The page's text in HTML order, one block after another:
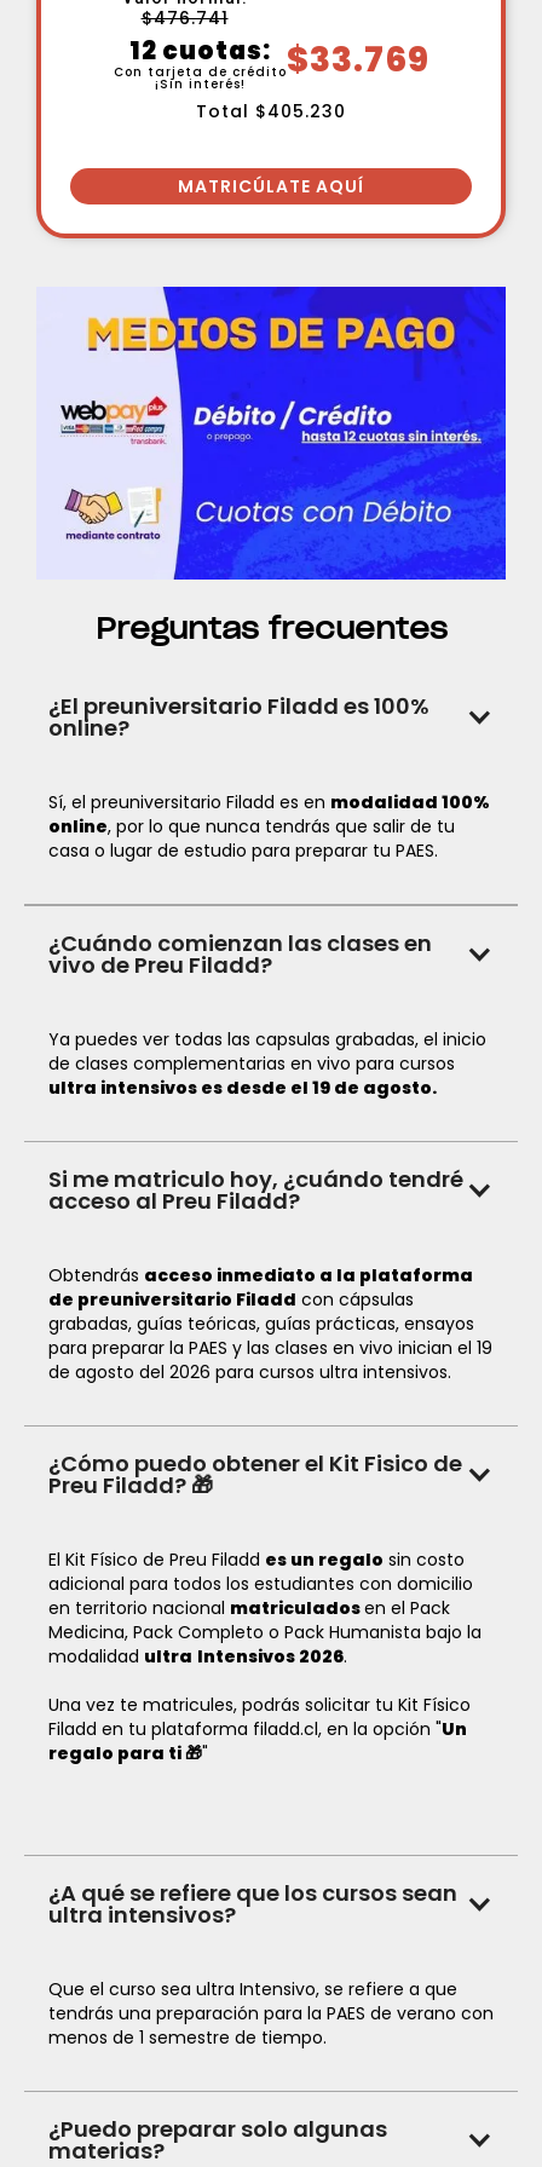
$476.741
12 cuotas:
Con tarjeta de crédito
¡Sin interés!
$33.769
Total $405.230
MATRICÚLATE AQUÍ
Preguntas frecuentes
¿El preuniversitario Filadd es 100%
online?
Sí, el preuniversitario Filadd es en modalidad 100%
online, por lo que nunca tendrás que salir de tu
casa o lugar de estudio para preparar tu PAES.
¿Cuándo comienzan las clases en
vivo de Preu Filadd?
Ya puedes ver todas las capsulas grabadas, el inicio
de clases complementarias en vivo para cursos
ultra intensivos es desde el 19 de agosto.
Si me matriculo hoy, ¿cuándo tendré
acceso al Preu Filadd?
Obtendrás acceso inmediato a la plataforma
de preuniversitario Filadd con cápsulas
grabadas, guías teóricas, guías prácticas, ensayos
para preparar la PAES y las clases en vivo inician el 19
de agosto del 2026 para cursos ultra intensivos.
¿Cómo puedo obtener el Kit Fisico de
Preu Filadd? 🎁
El Kit Físico de Preu Filadd es un regalo sin costo
adicional para todos los estudiantes con domicilio
en territorio nacional matriculadosen el Pack
Medicina, Pack Completo o Pack Humanista bajo la
modalidad ultra Intensivos 2026.
Una vez te matricules, podrás solicitar tu Kit Físico
Filadd en tu plataforma filadd.cl, en la opción "Un
regalo para ti 🎁"
¿A qué se refiere que los cursos sean
ultra intensivos?
Que el curso sea ultra Intensivo, se refiere a que
tendrás una preparación para la PAES de verano con
menos de 1 semestre de tiempo.
¿Puedo preparar solo algunas
materias?